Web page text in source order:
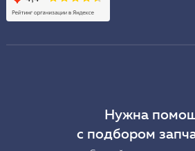
Нужна
с подбором